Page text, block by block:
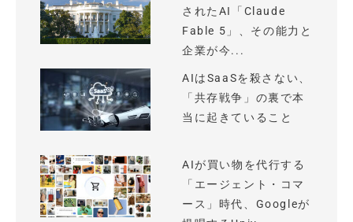
されたAI「Claude
Fable 5」、その能力と
企業が今...
AIはSaaSを殺さない、
「共存戦争」の裏で本
当に起きていること
AIが買い物を代行する
「エージェント・コマ
ース」時代、Googleが